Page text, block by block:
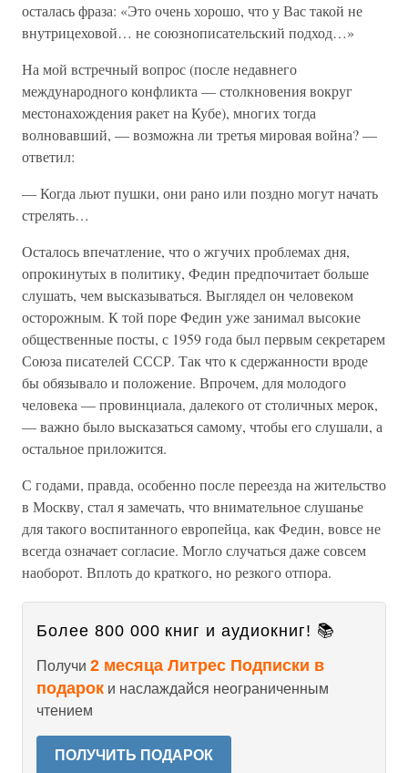
осталась фраза: «Это очень хорошо, что у Вас такой не
внутрицеховой… не союзнописательский подход…»
На мой встречный вопрос (после недавнего
международного конфликта — столкновения вокруг
местонахождения ракет на Кубе), многих тогда
волновавший, — возможна ли третья мировая война? —
ответил:
— Когда льют пушки, они рано или поздно могут начать
стрелять…
Осталось впечатление, что о жгучих проблемах дня,
опрокинутых в политику, Федин предпочитает больше
слушать, чем высказываться. Выглядел он человеком
осторожным. К той поре Федин уже занимал высокие
общественные посты, с 1959 года был первым секретарем
Союза писателей СССР. Так что к сдержанности вроде
бы обязывало и положение. Впрочем, для молодого
человека — провинциала, далекого от столичных мерок,
— важно было высказаться самому, чтобы его слушали, а
остальное приложится.
С годами, правда, особенно после переезда на жительство
в Москву, стал я замечать, что внимательное слушанье
для такого воспитанного европейца, как Федин, вовсе не
всегда означает согласие. Могло случаться даже совсем
наоборот. Вплоть до краткого, но резкого отпора.
Более 800 000 книг и аудиокниг! 📚
Получи 2 месяца Литрес Подписки в
подарок и наслаждайся неограниченным
чтением
ПОЛУЧИТЬ ПОДАРОК